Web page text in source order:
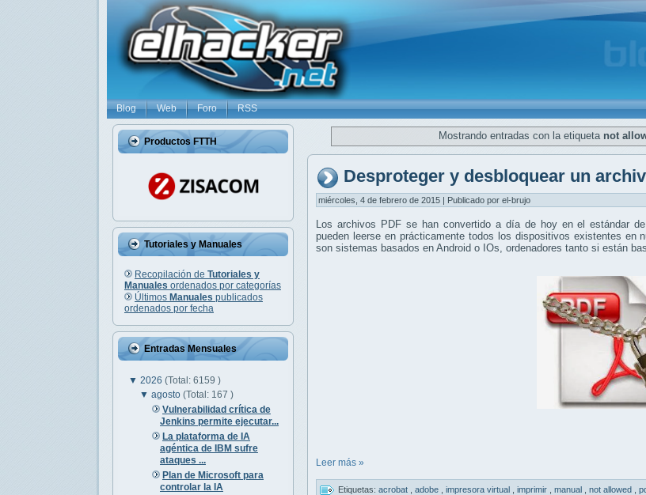
Blog Web Foro RSS
Productos FTTH
Tutoriales y Manuales
Recopilación de Tutoriales y
Manuales ordenados por categorías
Últimos Manuales publicados
ordenados por fecha
Entradas Mensuales
▼ 2026 (Total: 6159 )
▼agosto(Total: 167 )
Vulnerabilidad crítica de
Jenkins permite ejecutar...
La plataforma de IA
agéntica de IBM sufre
ataques ...
Plan de Microsoft para
controlar la IA
Mostrando entradas con la etiqueta not
Desproteger y desbloquear un
miércoles, 4 de febrero de 2015 | Publicado por el-brujo
Los archivos PDF se han convertido a día de hoy en el estándar
pueden leerse en prácticamente todos los dispositivos existentes en
son sistemas basados en Android o IOs, ordenadores tanto si están
Leer más »
Etiquetas: acrobat adobe impresora virtual imprimir manual not allowed